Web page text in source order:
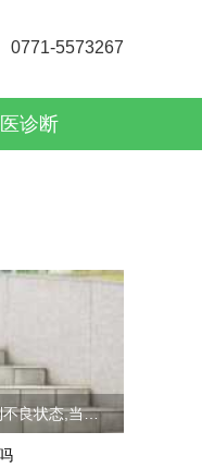
0771-5573267
诊断
湿气很重会导致的系列不良状态,当然不能不重视